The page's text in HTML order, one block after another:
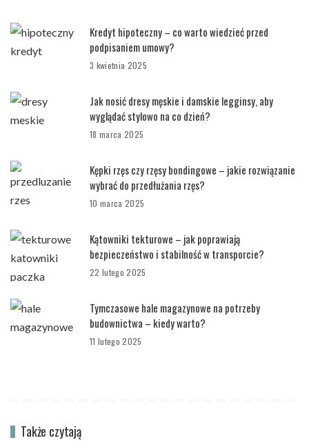
Kredyt hipoteczny – co warto wiedzieć przed
podpisaniem umowy?
3 kwietnia 2025
Jak nosić dresy męskie i damskie legginsy, aby
wyglądać stylowo na co dzień?
18 marca 2025
Kępki rzęs czy rzęsy bondingowe – jakie rozwiązanie
wybrać do przedłużania rzęs?
10 marca 2025
Kątowniki tekturowe – jak poprawiają
bezpieczeństwo i stabilność w transporcie?
22 lutego 2025
Tymczasowe hale magazynowe na potrzeby
budownictwa – kiedy warto?
11 lutego 2025
Także czytają